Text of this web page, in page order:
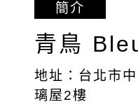
簡介
青鳥
地址：台北市
璃屋2樓